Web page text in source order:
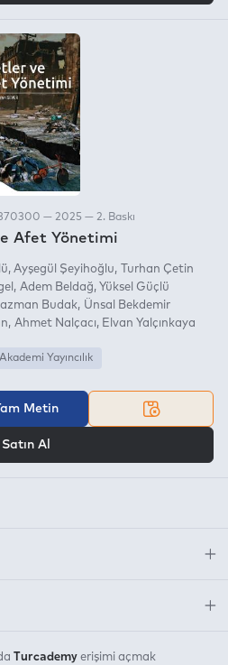
— 2025 — 2. Baskı
Afet Yönetimi
Ayşegül Şeyihoğlu
Turhan Çetin
Adem Beldağ
Yüksel Güçlü
Budak
Ünsal Bekdemir
Ahmet Nalçacı Elvan Yalçınkaya
Yayıncılık
Metin
Satın Al
Turcademy erişimi açmak